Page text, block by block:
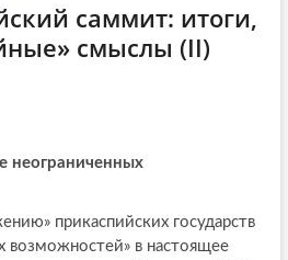
саммит: итоги,
смыслы (II)
неограниченных
прикаспийских государств
возможностей» в настоящее